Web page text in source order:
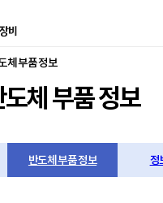
체 부품 정보
도체 부품 정보
반도체 부품 정보 정